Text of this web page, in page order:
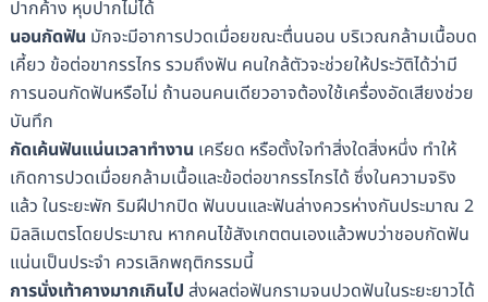
ปากค้าง หุบปากไม่ได้
นอนกัดฟัน มักจะมีอาการปวดเมื่อยขณะตื่นนอน บริเวณกล้ามเนื้อบด
เคี้ยว ข้อต่อขากรรไกร รวมถึงฟัน คนใกล้ตัวจะช่วยให้ประวัติได้ว่ามี
การนอนกัดฟันหรือไม่ ถ้านอนคนเดียวอาจต้องใช้เครื่องอัดเสียงช่วย
บันทึก
กัดเค้นฟันแน่นเวลาทำงาน เครียด หรือตั้งใจทำสิ่งใดสิ่งหนึ่ง ทำให้
เกิดการปวดเมื่อยกล้ามเนื้อและข้อต่อขากรรไกรได้ ซึ่งในความจริง
แล้ว ในระยะพัก ริมฝีปากปิด ฟันบนและฟันล่างควรห่างกันประมาณ 2
มิลลิเมตรโดยประมาณ หากคนไข้สังเกตตนเองแล้วพบว่าชอบกัดฟัน
แน่นเป็นประจำ ควรเลิกพฤติกรรมนี้
การนั่งเท้าคางมากเกินไป ส่งผลต่อฟันกรามจนปวดฟันในระยะยาวได้